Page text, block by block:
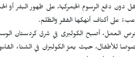
عبءٌ على أكتاف أنهكها الفقر والظلم.
العمل، أصبح الكولبری في شرق كردستان
للأطفال، حيث يمرّ الكولبران في الشتاء